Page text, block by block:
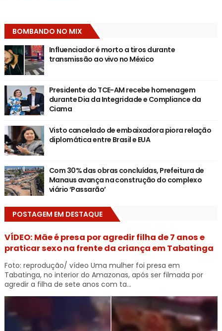
BOMBANDO NO MIX
Influenciador é morto a tiros durante
transmissão ao vivo no México
Presidente do TCE-AM recebe homenagem
durante Dia da Integridade e Compliance da
Ciama
Visto cancelado de embaixadora piora relação
diplomática entre Brasil e EUA
Com 30% das obras concluídas, Prefeitura de
Manaus avança na construção do complexo
viário ‘Passarão’
POSTAGEM EM DESTAQUE
VÍDEO: Mãe é presa por agredir filha de 7 anos e
praticar sexo na frente da criança em Tabatinga
Foto: reprodução/ vídeo Uma mulher foi presa em
Tabatinga, no interior do Amazonas, após ser filmada por
agredir a filha de sete anos com ta...